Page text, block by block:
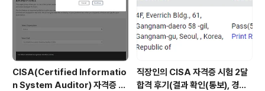
CISA(Certified Informatio
n System Auditor) 자격증 시
직장인의 CISA 자격증 시험 2달
합격 후기(결과 확인(통보), 경력